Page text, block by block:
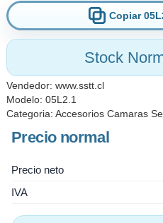
Copiar
Stock
Vendedor: www.sstt.cl
Modelo: 05L2.1
Categoria: Accesorios Camaras
Precio normal
Precio neto
IVA